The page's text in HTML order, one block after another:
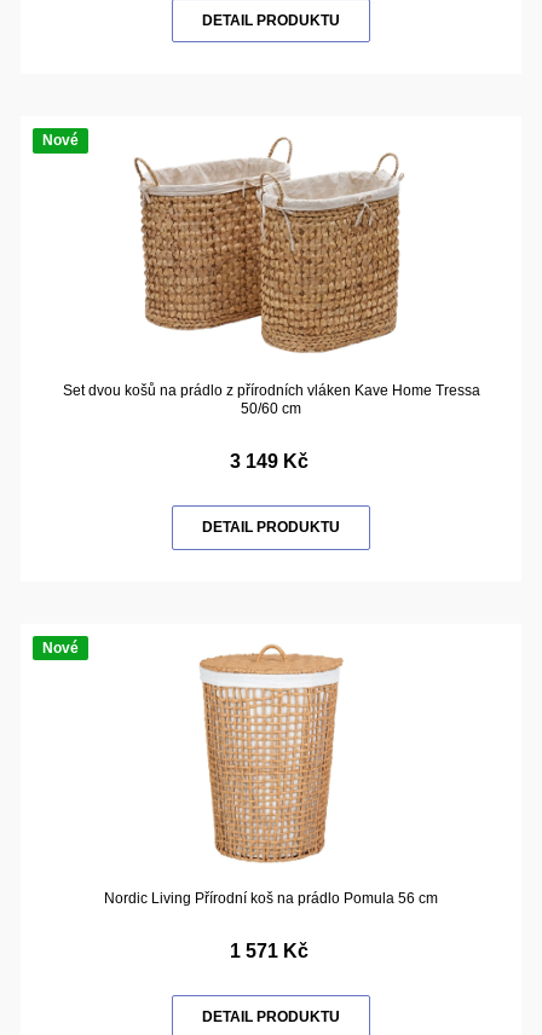
DETAIL PRODUKTU
Nové
Set dvou košů na prádlo z přírodních vláken Kave Home Tressa
50/60 cm
3 149 Kč
DETAIL PRODUKTU
Nové
Nordic Living Přírodní koš na prádlo Pomula 56 cm
1 571 Kč
DETAIL PRODUKTU